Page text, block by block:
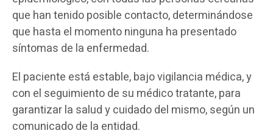
que han tenido posible contacto, determinándose
que hasta el momento ninguna ha presentado
síntomas de la enfermedad.
El paciente está estable, bajo vigilancia médica, y
con el seguimiento de su médico tratante, para
garantizar la salud y cuidado del mismo, según un
comunicado de la entidad.